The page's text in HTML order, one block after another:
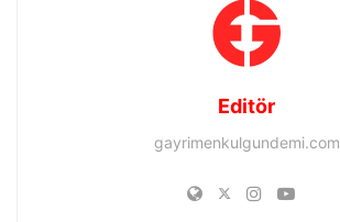
Editör
gayrimenkulgundemi.com